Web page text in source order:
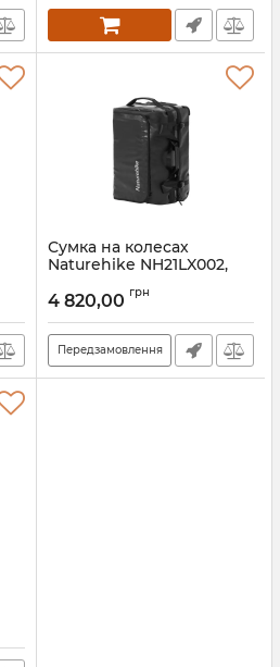
Сумка на колесах
Naturehike NH21LX002,
Артикул:7_65347
4 820,00 грн
Передзамовлення